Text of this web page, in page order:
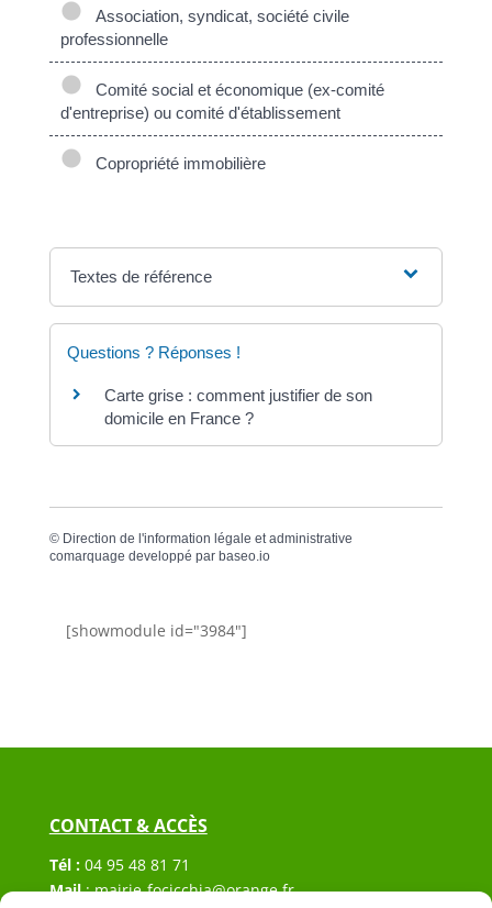
Association, syndicat, société civile
professionnelle
Comité social et économique (ex-comité
d'entreprise) ou comité d'établissement
Copropriété immobilière
Textes de référence
Questions ? Réponses !
Carte grise : comment justifier de son
domicile en France ?
© Direction de l'information légale et administrative
comarquage developpé par baseo.io
[showmodule id="3984"]
CONTACT & ACCÈS
Tél : 04 95 48 81 71
Mail:mairie-focicchia@orange.fr